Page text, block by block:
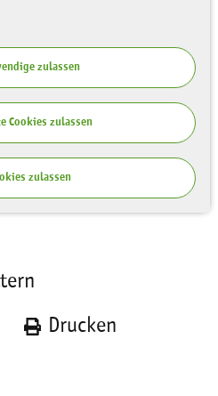
zulassen
Cookies zulassen
zulassen
digitale
Drucken